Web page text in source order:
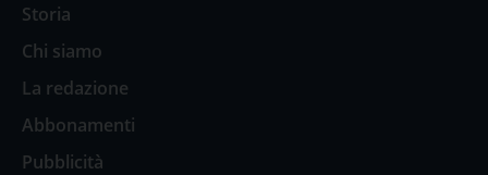
Storia
Chi siamo
La redazione
Abbonamenti
Pubblicità